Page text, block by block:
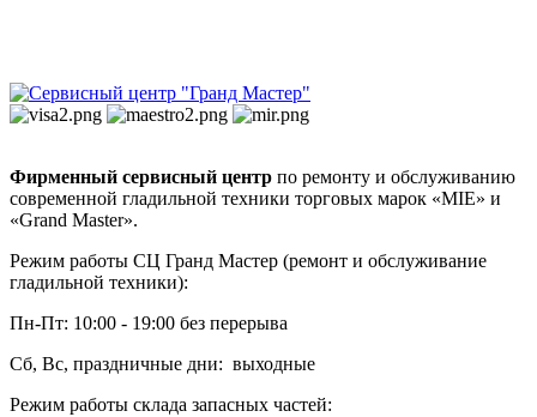
Фирменный сервисный центр по ремонту и обслуживанию
современной гладильной техники торговых марок «MIE» и
«Grand Master».
Режим работы СЦ Гранд Мастер (ремонт и обслуживание
гладильной техники):
Пн-Пт: 10:00 - 19:00 без перерыва
Сб, Вс, праздничные дни: выходные
Режим работы склада запасных частей: